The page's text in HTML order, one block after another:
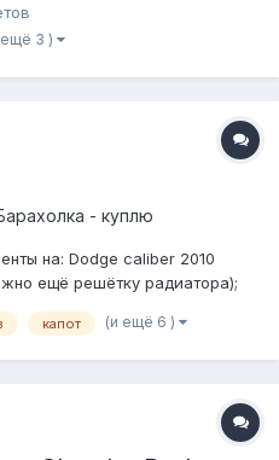
Цена:2000 рублей.
dropmefiles.com/yV29Q
3 )
- куплю
на: Dodge caliber 2010
ещё решётку радиатора);
В целом, пока не горит,
капот (и ещё 6 )